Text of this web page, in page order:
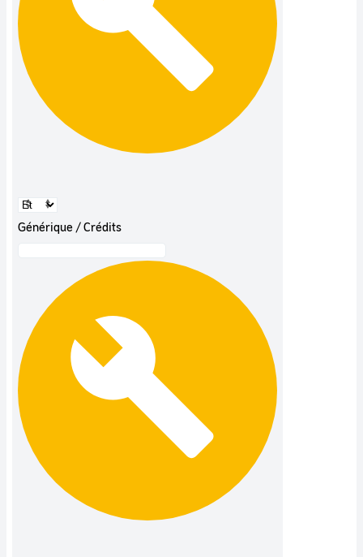
Générique / Crédits